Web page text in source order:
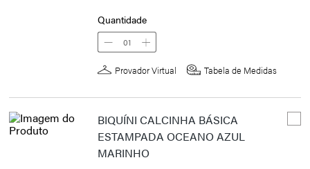
Quantidade
01
Provador Virtual Tabela de Medidas
BIQUÍNI CALCINHA BÁSICA
ESTAMPADA OCEANO AZUL
MARINHO